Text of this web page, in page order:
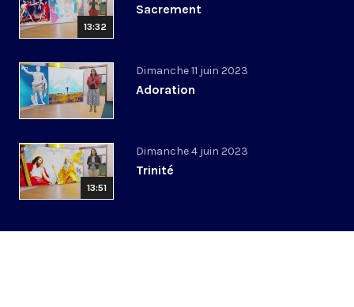
13:32
Sacrement
Dimanche 11 juin 2023
Adoration
13:51
Dimanche 4 juin 2023
Trinité